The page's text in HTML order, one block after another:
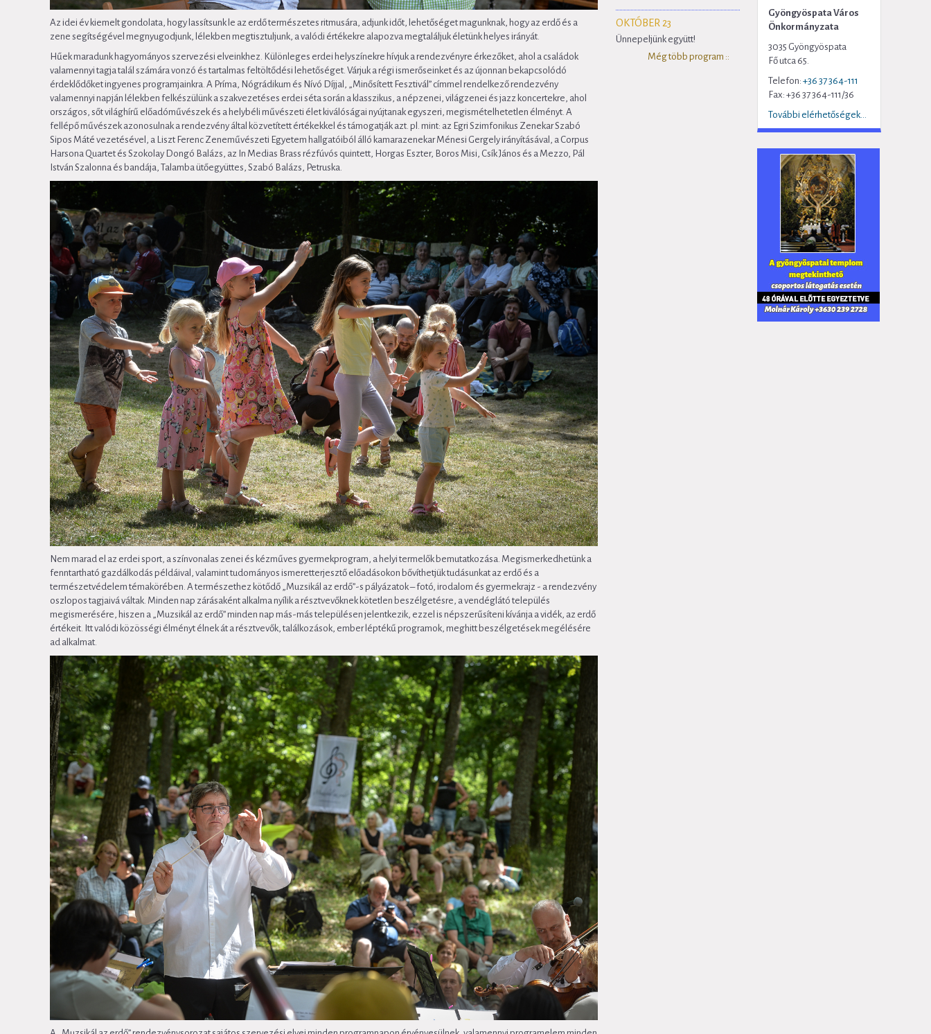
Az idei év kiemelt gondolata, hogy lassítsunk le az erdő természetes ritmusára, adjunk időt, lehetőséget magunknak, hogy az erdő és a
zene segítségével megnyugodjunk, lélekben megtisztuljunk, a valódi értékekre alapozva megtaláljuk életünk helyes irányát.
Hűek maradunk hagyományos szervezési elveinkhez. Különleges erdei helyszínekre hívjuk a rendezvényre érkezőket, ahol a családok
valamennyi tagja talál számára vonzó és tartalmas feltöltődési lehetőséget. Várjuk a régi ismerőseinket és az újonnan bekapcsolódó
érdeklődőket ingyenes programjainkra. A Príma, Nógrádikum és Nívó Díjjal, „Minősített Fesztivál” címmel rendelkező rendezvény
valamennyi napján lélekben felkészülünk a szakvezetéses erdei séta során a klasszikus, a népzenei, világzenei és jazz koncertekre, ahol
országos, sőt világhírű előadóművészek és a helybéli művészeti élet kiválóságai nyújtanak egyszeri, megismételhetetlen élményt. A
fellépő művészek azonosulnak a rendezvény által közvetített értékekkel és támogatják azt. pl. mint: az Egri Szimfonikus Zenekar Szabó
Sipos Máté vezetésével, a Liszt Ferenc Zeneművészeti Egyetem hallgatóiból álló kamarazenekar Ménesi Gergely irányításával, a Corpus
Harsona Quartet és Szokolay Dongó Balázs, az In Medias Brass rézfúvós quintett, Horgas Eszter, Boros Misi, Csík János és a Mezzo, Pál
István Szalonna és bandája, Talamba ütőegyüttes, Szabó Balázs, Petruska.
Nem marad el az erdei sport, a színvonalas zenei és kézműves gyermekprogram, a helyi termelők bemutatkozása. Megismerkedhetünk a
fenntartható gazdálkodás példáival, valamint tudományos ismeretterjesztő előadásokon bővíthetjük tudásunkat az erdő és a
természetvédelem témakörében. A természethez kötődő „Muzsikál az erdő”-s pályázatok – fotó, irodalom és gyermekrajz - a rendezvény
oszlopos tagjaivá váltak. Minden nap zárásaként alkalma nyílik a résztvevőknek kötetlen beszélgetésre, a vendéglátó település
megismerésére, hiszen a „Muzsikál az erdő” minden nap más-más településen jelentkezik, ezzel is népszerűsíteni kívánja a vidék, az erdő
értékeit. Itt valódi közösségi élményt élnek át a résztvevők, találkozások, ember léptékű programok, meghitt beszélgetések megélésére
ad alkalmat.
OKTÓBER 23
Ünnepeljünk együtt!
Még több program ::
Gyöngyöspata Város
Önkormányzata
3035 Gyöngyöspata
Fő utca 65.
Telefon:+36 37 364-111
Fax: +36 37 364-111/36
További elérhetőségek...